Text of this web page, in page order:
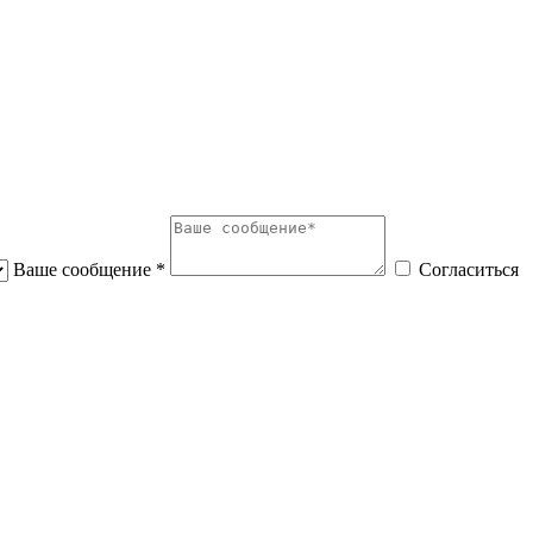
Ваше сообщение *
Согласиться